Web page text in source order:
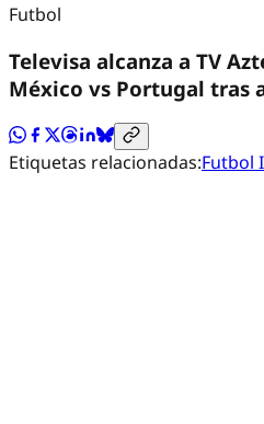
Futbol
Televisa alcanza a TV
México vs Portugal tras
Etiquetas relacionadas:Futbol